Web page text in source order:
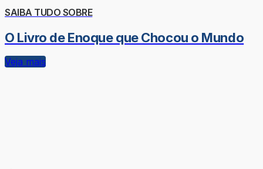
SAIBA TUDO SOBRE
O Livro de Enoque que Chocou o Mundo
Veja mais